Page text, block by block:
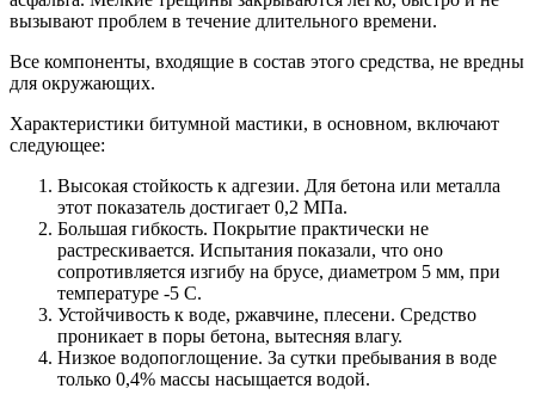
вызывают проблем в течение длительного времени.
Все компоненты, входящие в состав этого средства, не вредны
для окружающих.
Характеристики битумной мастики, в основном, включают
следующее:
Высокая стойкость к адгезии. Для бетона или металла
этот показатель достигает 0,2 МПа.
Большая гибкость. Покрытие практически не
растрескивается. Испытания показали, что оно
сопротивляется изгибу на брусе, диаметром 5 мм, при
температуре -5 С.
Устойчивость к воде, ржавчине, плесени. Средство
проникает в поры бетона, вытесняя влагу.
Низкое водопоглощение. За сутки пребывания в воде
только 0,4% массы насыщается водой.